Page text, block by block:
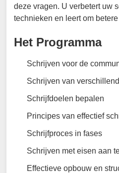
deze vragen. U verbetert uw
technieken en leert om
Het Programma
Schrijven voor de
Schrijven van
Schrijfdoelen bepalen
Principes van effectief
Schrijfproces in fases
Schrijven met eisen aan
Effectieve opbouw en